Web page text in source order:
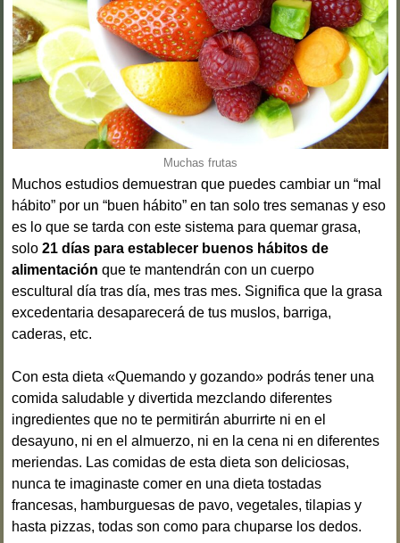
Muchas frutas
Muchos estudios demuestran que puedes cambiar un “mal
hábito” por un “buen hábito” en tan solo tres semanas y eso
es lo que se tarda con este sistema para quemar grasa,
solo 21 días para establecer buenos hábitos de
alimentaciónque te mantendrán con un cuerpo
escultural día tras día, mes tras mes. Significa que la grasa
excedentaria desaparecerá de tus muslos, barriga,
caderas, etc.
Con esta dieta «Quemando y gozando» podrás tener una
comida saludable y divertida mezclando diferentes
ingredientes que no te permitirán aburrirte ni en el
desayuno, ni en el almuerzo, ni en la cena ni en diferentes
meriendas. Las comidas de esta dieta son deliciosas,
nunca te imaginaste comer en una dieta tostadas
francesas, hamburguesas de pavo, vegetales, tilapias y
hasta pizzas, todas son como para chuparse los dedos.